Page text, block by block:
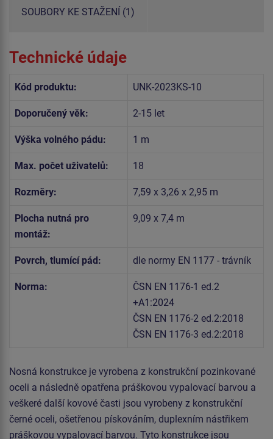
SOUBORY KE STAŽENÍ (1)
Technické údaje
Kód produktu: UNK-2023KS-10
Doporučený věk: 2-15 let
Výška volného pádu: 1 m
Max. počet uživatelů: 18
Rozměry: 7,59 x 3,26 x 2,95 m
Plocha nutná pro
montáž:
9,09 x 7,4 m
Povrch, tlumící pád: dle normy EN 1177 - trávník
Norma:
ČSN EN 1176-1 ed.2
+A1:2024
ČSN EN 1176-2 ed.2:2018
ČSN EN 1176-3 ed.2:2018
Nosná konstrukce je vyrobena z konstrukční pozinkované
oceli a následně opatřena práškovou vypalovací barvou a
veškeré další kovové časti jsou vyrobeny z konstrukční
černé oceli, ošetřenou pískováním, duplexním nástřikem
práškovou vypalovací barvou. Tyto konstrukce jsou